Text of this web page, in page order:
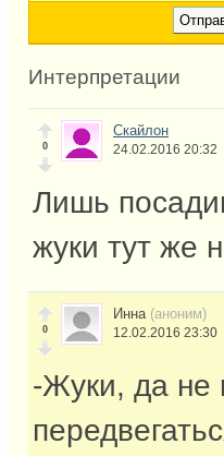
Интерпретации
0
Скайлон
24.02.2016 20:32
Лишь
жуки тут же
0
Инна (аноним)
12.02.2016 23:30
-Жуки, да не